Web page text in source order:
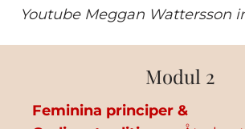
Youtube Meggan Wattersson
Modul 2
Feminina principer &